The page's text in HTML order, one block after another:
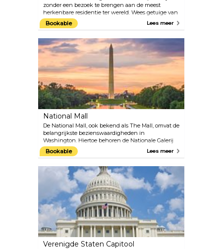
zonder een bezoek te brengen aan de meest
herkenbare residentie ter wereld. Wees getuige van
het komen en gaan en misschien heb je het geluk
om een glimp op te vangen van de man zelf, de
verhoogde beveiliging zijn interne rondleidingen
niet mogelijk, maar er is een bezoekerscentrum dat
een 'virtuele' rondleiding aanbiedt.
Bookable Lees meer
National Mall
De National Mall, ook bekend als The Mall, omvat de
belangrijkste bezienswaardigheden in
Washington. Hiertoe behoren de Nationale Galerij
en Beeldentuin, naast een overvloed aan
Smithsonian instellingen, waaronder het Nationaal
monumenten behoren gedenktekens voor
presidenten Lincoln en Roosevelt, maar ook
monumenten ter nagedachtenis aan veteranen
van de oorlogen in Vietnam en Korea.
Bookable Lees meer
Verenigde Staten Capitool